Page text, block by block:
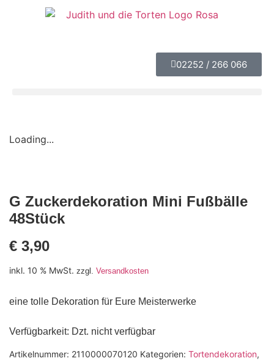
02252 / 266 066
Loading...
G Zuckerdekoration Mini Fußbälle
48Stück
€ 3,90
inkl. 10 % MwSt. zzgl. Versandkosten
eine tolle Dekoration für Eure Meisterwerke
Verfügbarkeit: Dzt. nicht verfügbar
Artikelnummer: 2110000070120 Kategorien: Tortendekoration,